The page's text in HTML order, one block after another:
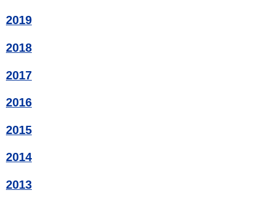
2019
2018
2017
2016
2015
2014
2013